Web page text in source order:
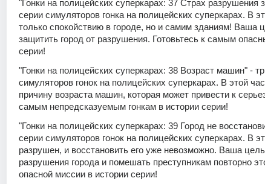
"Гонки на полицейских суперкарах: 37 Страх разрушения
серии симуляторов гонка на полицейских суперкарах. В
только спокойствию в городе, но и самим зданиям! Ваша
защитить город от разрушения. Готовьтесь к самым
серии!
"Гонки на полицейских суперкарах: 38 Возраст машин" -
симуляторов гонок на полицейских суперкарах. В этой
причину возраста машин, которая может привести к
самым непредсказуемым гонкам в истории серии!
"Гонки на полицейских суперкарах: 39 Город не
серии симуляторов гонок на полицейских суперкарах. В
разрушен, и восстановить его уже невозможно. Ваша
разрушения города и помешать преступникам повторно
опасной миссии в истории серии!